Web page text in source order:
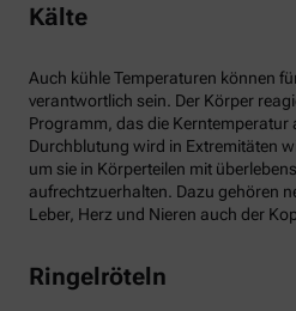
Kälte
Auch kühle Temperaturen können
verantwortlich sein. Der Körper
Programm, das die Kerntemperatur
Durchblutung wird in Extremitäten
um sie in Körperteilen mit
aufrechtzuerhalten. Dazu gehören
Leber, Herz und Nieren auch der
Ringelröteln